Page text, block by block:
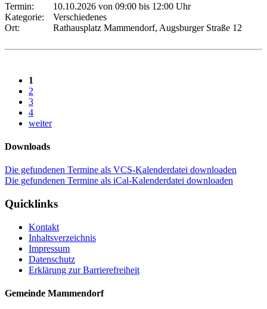
Termin:
10.10.2026 von 09:00 bis 12:00 Uhr
Kategorie:
Verschiedenes
Ort:
Rathausplatz Mammendorf, Augsburger Straße 12
1
2
3
4
weiter
Downloads
Die gefundenen Termine als VCS-Kalenderdatei downloaden
Die gefundenen Termine als iCal-Kalenderdatei downloaden
Quicklinks
Kontakt
Inhaltsverzeichnis
Impressum
Datenschutz
Erklärung zur Barrierefreiheit
Gemeinde Mammendorf